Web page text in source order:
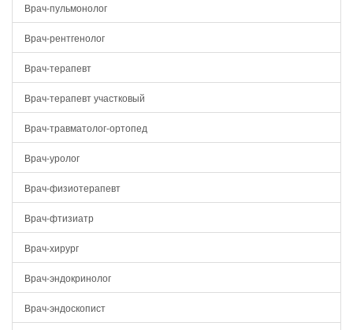
Врач-пульмонолог
Врач-рентгенолог
Врач-терапевт
Врач-терапевт участковый
Врач-травматолог-ортопед
Врач-уролог
Врач-физиотерапевт
Врач-фтизиатр
Врач-хирург
Врач-эндокринолог
Врач-эндоскопист